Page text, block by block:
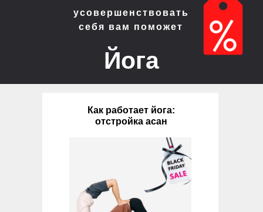
Йога
усовершенствовать
себя вам поможет
Как работает йога:
отстройка асан